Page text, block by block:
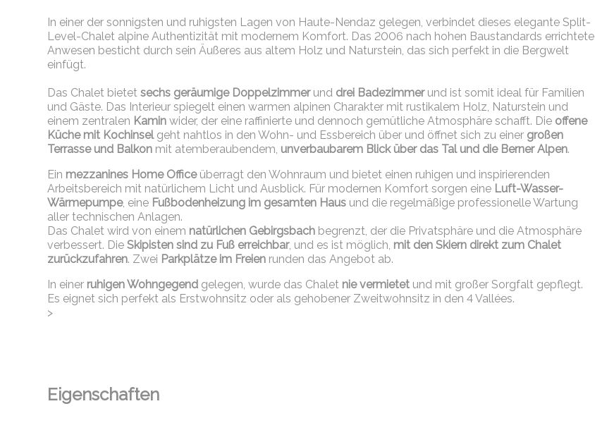
In einer der sonnigsten und ruhigsten Lagen von Haute-Nendaz gelegen, verbindet dieses elegante Split-
Level-Chalet alpine Authentizität mit modernem Komfort. Das 2006 nach hohen Baustandards errichtete
Anwesen besticht durch sein Äußeres aus altem Holz und Naturstein, das sich perfekt in die Bergwelt
einfügt.
Das Chalet bietetsechs geräumige Doppelzimmerund drei Badezimmerund ist somit ideal für Familien
und Gäste. Das Interieur spiegelt einen warmen alpinen Charakter mit rustikalem Holz, Naturstein und
einem zentralen Kamin wider, der eine raffinierte und dennoch gemütliche Atmosphäre schafft. Die offene
Küche mit Kochinselgeht nahtlos in den Wohn- und Essbereich über und öffnet sich zu einer großen
Terrasse und Balkon mit atemberaubendem, unverbaubarem Blick über das Tal und die Berner Alpen.
Ein mezzanines Home Officeüberragt den Wohnraum und bietet einen ruhigen und inspirierenden
Arbeitsbereich mit natürlichem Licht und Ausblick. Für modernen Komfort sorgen eine Luft-Wasser-
Wärmepumpe, eine Fußbodenheizung im gesamten Haus und die regelmäßige professionelle Wartung
aller technischen Anlagen.
Das Chalet wird von einem natürlichen Gebirgsbach begrenzt, der die Privatsphäre und die Atmosphäre
verbessert. DieSkipisten sind zu Fuß erreichbar, und es ist möglich, mit den Skiern direkt zum Chalet
zurückzufahren. Zwei Parkplätze im Freien runden das Angebot ab.
In einer ruhigen Wohngegend gelegen, wurde das Chalet nie vermietet und mit großer Sorgfalt gepflegt.
Es eignet sich perfekt als Erstwohnsitz oder als gehobener Zweitwohnsitz in den 4 Vallées.
>
Eigenschaften